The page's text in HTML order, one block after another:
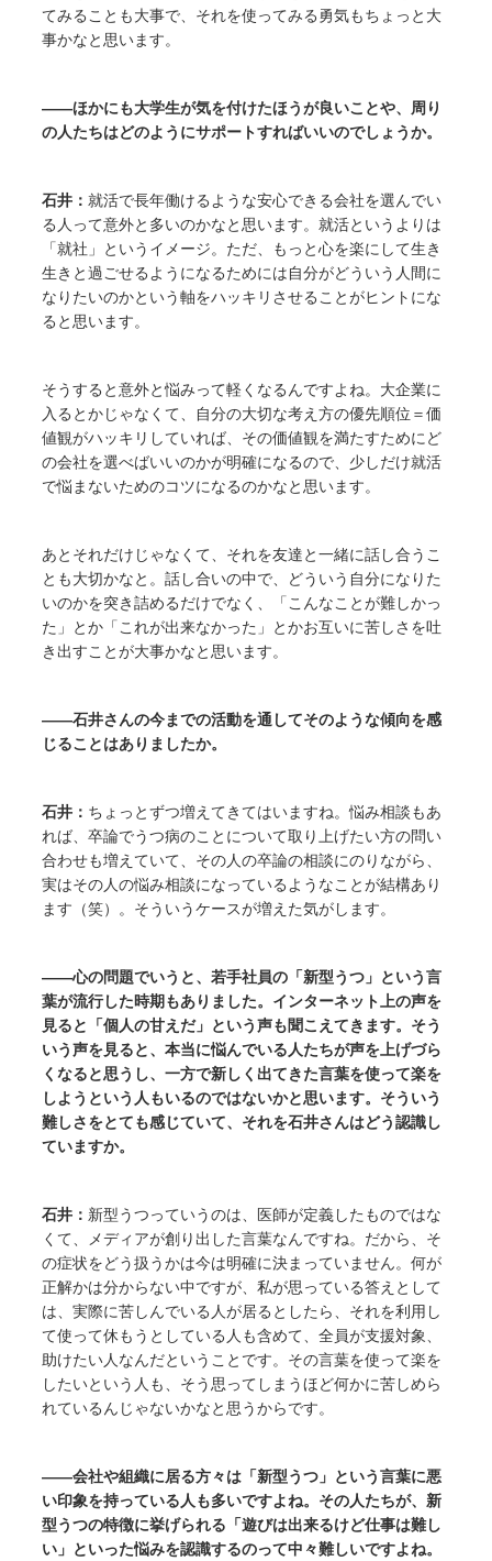
てみることも大事で、それを使ってみる勇気もちょっと大
事かなと思います。
――ほかにも大学生が気を付けたほうが良いことや、周り
の人たちはどのようにサポートすればいいのでしょうか。
石井：就活で長年働けるような安心できる会社を選んでい
る人って意外と多いのかなと思います。就活というよりは
「就社」というイメージ。ただ、もっと心を楽にして生き
生きと過ごせるようになるためには自分がどういう人間に
なりたいのかという軸をハッキリさせることがヒントにな
ると思います。
そうすると意外と悩みって軽くなるんですよね。大企業に
入るとかじゃなくて、自分の大切な考え方の優先順位＝価
値観がハッキリしていれば、その価値観を満たすためにど
の会社を選べばいいのかが明確になるので、少しだけ就活
で悩まないためのコツになるのかなと思います。
あとそれだけじゃなくて、それを友達と一緒に話し合うこ
とも大切かなと。話し合いの中で、どういう自分になりた
いのかを突き詰めるだけでなく、「こんなことが難しかっ
た」とか「これが出来なかった」とかお互いに苦しさを吐
き出すことが大事かなと思います。
――石井さんの今までの活動を通してそのような傾向を感
じることはありましたか。
石井： ちょっとずつ増えてきてはいますね。悩み相談もあ
れば、卒論でうつ病のことについて取り上げたい方の問い
合わせも増えていて、その人の卒論の相談にのりながら、
実はその人の悩み相談になっているようなことが結構あり
ます（笑）。そういうケースが増えた気がします。
――心の問題でいうと、若手社員の「新型うつ」という言
葉が流行した時期もありました。インターネット上の声を
見ると「個人の甘えだ」という声も聞こえてきます。そう
いう声を見ると、本当に悩んでいる人たちが声を上げづら
くなると思うし、一方で新しく出てきた言葉を使って楽を
しようという人もいるのではないかと思います。そういう
難しさをとても感じていて、それを石井さんはどう認識し
ていますか。
石井： 新型うつっていうのは、医師が定義したものではな
くて、メディアが創り出した言葉なんですね。だから、そ
の症状をどう扱うかは今は明確に決まっていません。何が
正解かは分からない中ですが、私が思っている答えとして
は、実際に苦しんでいる人が居るとしたら、それを利用し
て使って休もうとしている人も含めて、全員が支援対象、
助けたい人なんだということです。その言葉を使って楽を
したいという人も、そう思ってしまうほど何かに苦しめら
れているんじゃないかなと思うからです。
――会社や組織に居る方々は「新型うつ」という言葉に悪
い印象を持っている人も多いですよね。その人たちが、新
型うつの特徴に挙げられる「遊びは出来るけど仕事は難し
い」といった悩みを認識するのって中々難しいですよね。